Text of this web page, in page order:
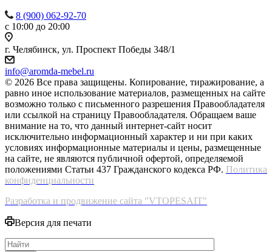
8 (900) 062-92-70
с 10:00 до 20:00
г. Челябинск, ул. Проспект Победы 348/1
info@aromda-mebel.ru
© 2026 Все права защищены. Копирование, тиражирование, а
равно иное использование материалов, размещенных на сайте
возможно только с письменного разрешения Правообладателя
или ссылкой на страницу Правообладателя. Обращаем ваше
внимание на то, что данный интернет-сайт носит
исключительно информационный характер и ни при каких
условиях информационные материалы и цены, размещенные
на сайте, не являются публичной офертой, определяемой
положениями Статьи 437 Гражданского кодекса РФ. Политика
конфиденциальности
Разработка и продвижение сайта "VTOPESAIT"
Версия для печати